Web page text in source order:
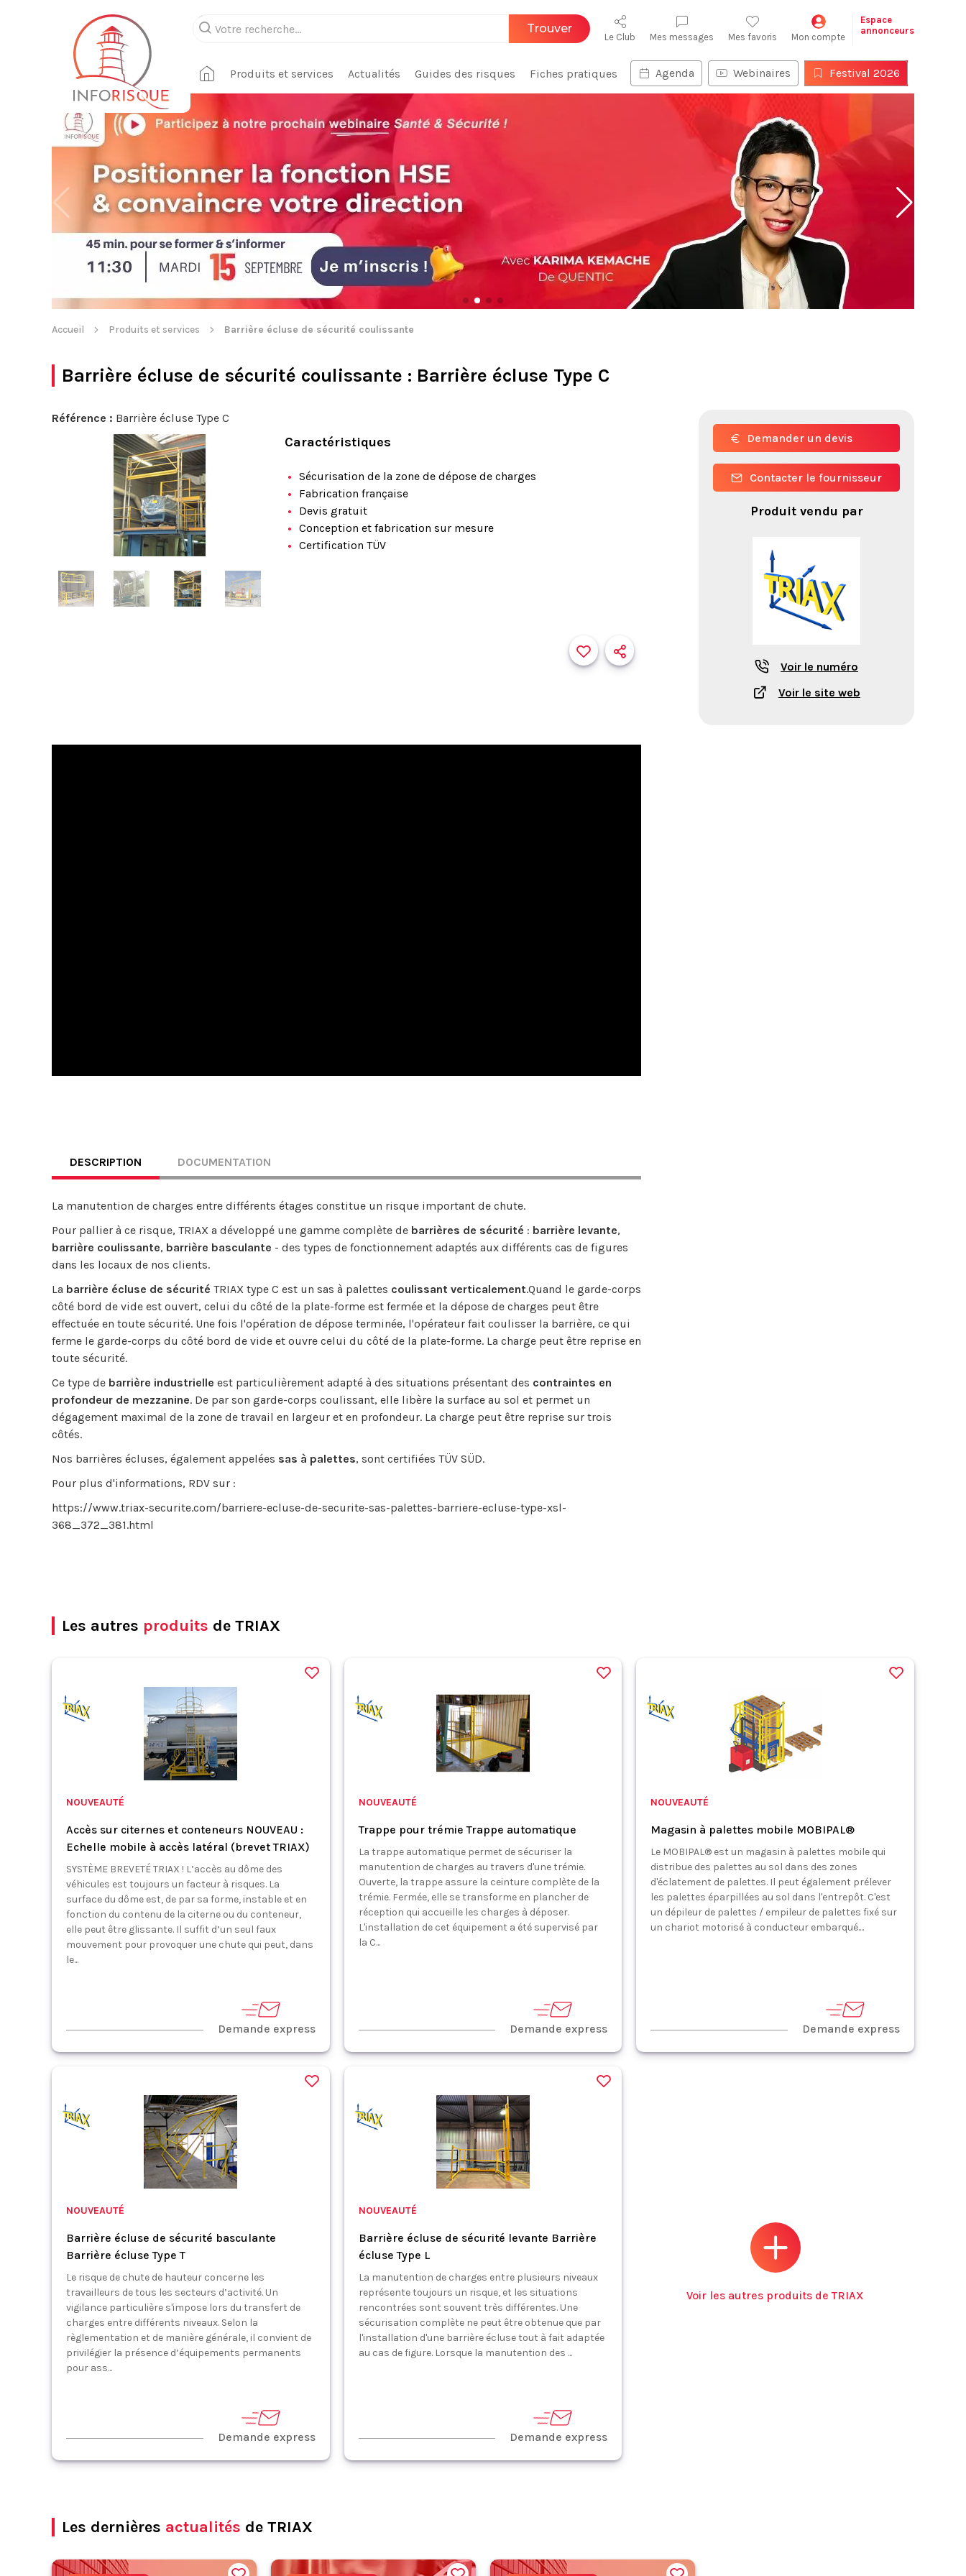
Trouver
Le Club Mes messages Mes favoris Mon compte
Espace
annonceurs
Produits et services Actualités Guides des risques Fiches pratiques Agenda Webinaires Festival 2026
Accueil Produits et services Barrière écluse de sécurité coulissante
Barrière écluse de sécurité coulissante : Barrière écluse Type C
Référence : Barrière écluse Type C
Caractéristiques
Sécurisation de la zone de dépose de charges
Fabrication française
Devis gratuit
Conception et fabrication sur mesure
Certification TÜV
DESCRIPTION DOCUMENTATION
La manutention de charges entre différents étages constitue un risque important de chute.
Pour pallier à ce risque, TRIAX a développé une gamme complète de barrières de sécurité : barrière levante,
barrière coulissante, barrière basculante - des types de fonctionnement adaptés aux différents cas de figures
dans les locaux de nos clients.
La barrière écluse de sécurité TRIAX type C est un sas à palettes coulissant verticalement.Quand le garde-corps
côté bord de vide est ouvert, celui du côté de la plate-forme est fermée et la dépose de charges peut être
effectuée en toute sécurité. Une fois l'opération de dépose terminée, l'opérateur fait coulisser la barrière, ce qui
ferme le garde-corps du côté bord de vide et ouvre celui du côté de la plate-forme. La charge peut être reprise en
toute sécurité.
Ce type de barrière industrielle est particulièrement adapté à des situations présentant des contraintes en
profondeur de mezzanine. De par son garde-corps coulissant, elle libère la surface au sol et permet un
dégagement maximal de la zone de travail en largeur et en profondeur. La charge peut être reprise sur trois
côtés.
Nos barrières écluses, également appelées sas à palettes, sont certifiées TÜV SÜD.
Pour plus d'informations, RDV sur :
https://www.triax-securite.com/barriere-ecluse-de-securite-sas-palettes-barriere-ecluse-type-xsl-
368_372_381.html
Demander un devis
Contacter le fournisseur
Produit vendu par
Voir le numéro
Voir le site web
Les autres produits de TRIAX
NOUVEAUTÉ
Accès sur citernes et conteneurs NOUVEAU :
Echelle mobile à accès latéral (brevet TRIAX)
SYSTÈME BREVETÉ TRIAX ! L’accès au dôme des
véhicules est toujours un facteur à risques. La
surface du dôme est, de par sa forme, instable et en
fonction du contenu de la citerne ou du conteneur,
elle peut être glissante. Il suffit d’un seul faux
mouvement pour provoquer une chute qui peut, dans
le...
Demande express
NOUVEAUTÉ
Trappe pour trémie Trappe automatique
La trappe automatique permet de sécuriser la
manutention de charges au travers d'une trémie.
Ouverte, la trappe assure la ceinture complète de la
trémie. Fermée, elle se transforme en plancher de
réception qui accueille les charges à déposer.
L'installation de cet équipement a été supervisé par
la C...
Demande express
NOUVEAUTÉ
Magasin à palettes mobile MOBIPAL®
Le MOBIPAL® est un magasin à palettes mobile qui
distribue des palettes au sol dans des zones
d'éclatement de palettes. Il peut également prélever
les palettes éparpillées au sol dans l'entrepôt. C'est
un dépileur de palettes / empileur de palettes fixé sur
un chariot motorisé à conducteur embarqué....
Demande express
NOUVEAUTÉ
Barrière écluse de sécurité basculante
Barrière écluse Type T
Le risque de chute de hauteur concerne les
travailleurs de tous les secteurs d’activité. Un
vigilance particulière s'impose lors du transfert de
charges entre différents niveaux. Selon la
règlementation et de manière générale, il convient de
privilégier la présence d’équipements permanents
pour ass...
Demande express
NOUVEAUTÉ
Barrière écluse de sécurité levante Barrière
écluse Type L
La manutention de charges entre plusieurs niveaux
représente toujours un risque, et les situations
rencontrées sont souvent très différentes. Une
sécurisation complète ne peut être obtenue que par
l'installation d'une barrière écluse tout à fait adaptée
au cas de figure. Lorsque la manutention des ...
Demande express
Voir les autres produits de TRIAX
Les dernières actualités de TRIAX